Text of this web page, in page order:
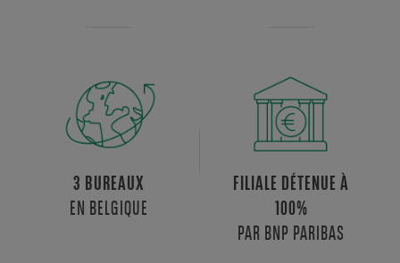
3 BUREAUX
EN BELGIQUE
FILIALE DÉTENUE À
100%
PAR BNP PARIBAS